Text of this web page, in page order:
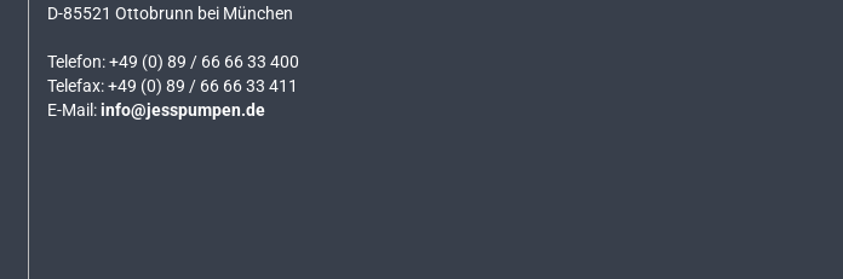
D-85521 Ottobrunn bei München
Telefon: +49 (0) 89 / 66 66 33 400
Telefax: +49 (0) 89 / 66 66 33 411
E-Mail:info@jesspumpen.de